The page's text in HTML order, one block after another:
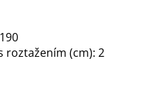
roztažením (cm): 2